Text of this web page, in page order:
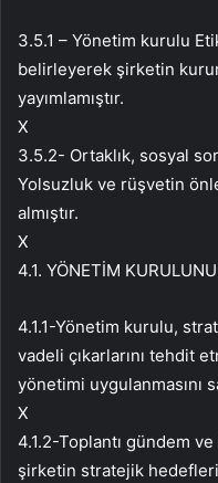
3.5.1 – Yönetim kurulu
belirleyerek şirketin
yayımlamıştır.
X
3.5.2- Ortaklık, sosyal
Yolsuzluk ve rüşvetin
almıştır.
X
4.1. YÖNETİM
4.1.1-Yönetim kurulu,
vadeli çıkarlarını tehdit
yönetimi uygulanmasını
X
4.1.2-Toplantı gündem
şirketin stratejik